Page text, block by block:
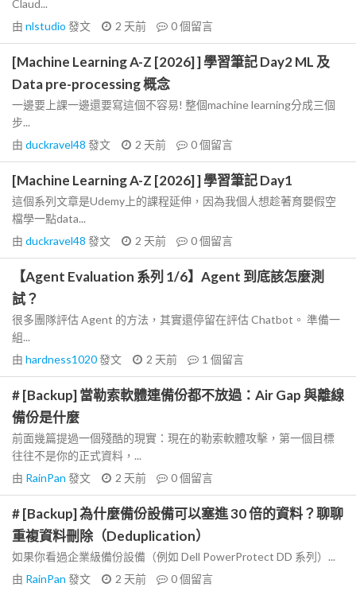
Claud...
由 nlstudio 發文 2 天前 0個留言
[Machine Learning A-Z [2026] ] 學習筆記 Day2 ML 及
Data pre-processing 概念
一邊要上課一邊還要寫這個不容易! 整個machine learning分成三個
步...
由 duckravel48 發文 2 天前 0個留言
[Machine Learning A-Z [2026] ] 學習筆記 Day1
這個系列文章是Udemy上的課程延伸，因為我個人想趁著育嬰假空
檔學一點data...
由 duckravel48 發文 2 天前 0個留言
【Agent Evaluation 系列 1/6】Agent 到底該怎麼測
試？
很多團隊評估 Agent 的方法，其實還停留在評估 Chatbot。 準備一
組...
由 hardness1020發文 2 天前 1 個留言
# [Backup] 當勒索軟體連備份都不放過：Air Gap 與離線
備份是什麼
前面幾篇提過一個殘酷的現實：現在的勒索軟體攻擊，第一個目標
往往不是你的正式資料，...
由 RainPan 發文 2 天前 0個留言
# [Backup] 為什麼備份設備可以塞進 30 倍的資料？聊聊
重複資料刪除（Deduplication）
如果你看過企業級備份設備（例如 Dell PowerProtect DD 系列）...
由 RainPan 發文 2 天前 0個留言